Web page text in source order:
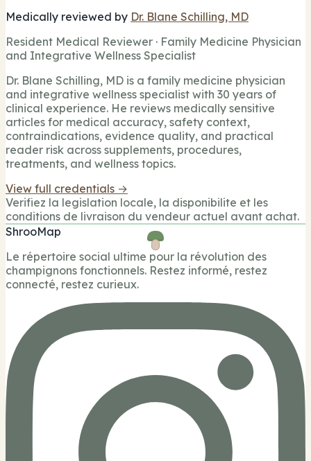
Medically reviewed by Dr. Blane Schilling, MD
Resident Medical Reviewer · Family Medicine Physician
and Integrative Wellness Specialist
Dr. Blane Schilling, MD is a family medicine physician
and integrative wellness specialist with 30 years of
clinical experience. He reviews medically sensitive
articles for medical accuracy, safety context,
contraindications, evidence quality, and practical
reader risk across supplements, procedures,
treatments, and wellness topics.
View full credentials →
Verifiez la legislation locale, la disponibilite et les
conditions de livraison du vendeur actuel avant achat.
ShrooMap
Le répertoire social ultime pour la révolution des
champignons fonctionnels. Restez informé, restez
connecté, restez curieux.